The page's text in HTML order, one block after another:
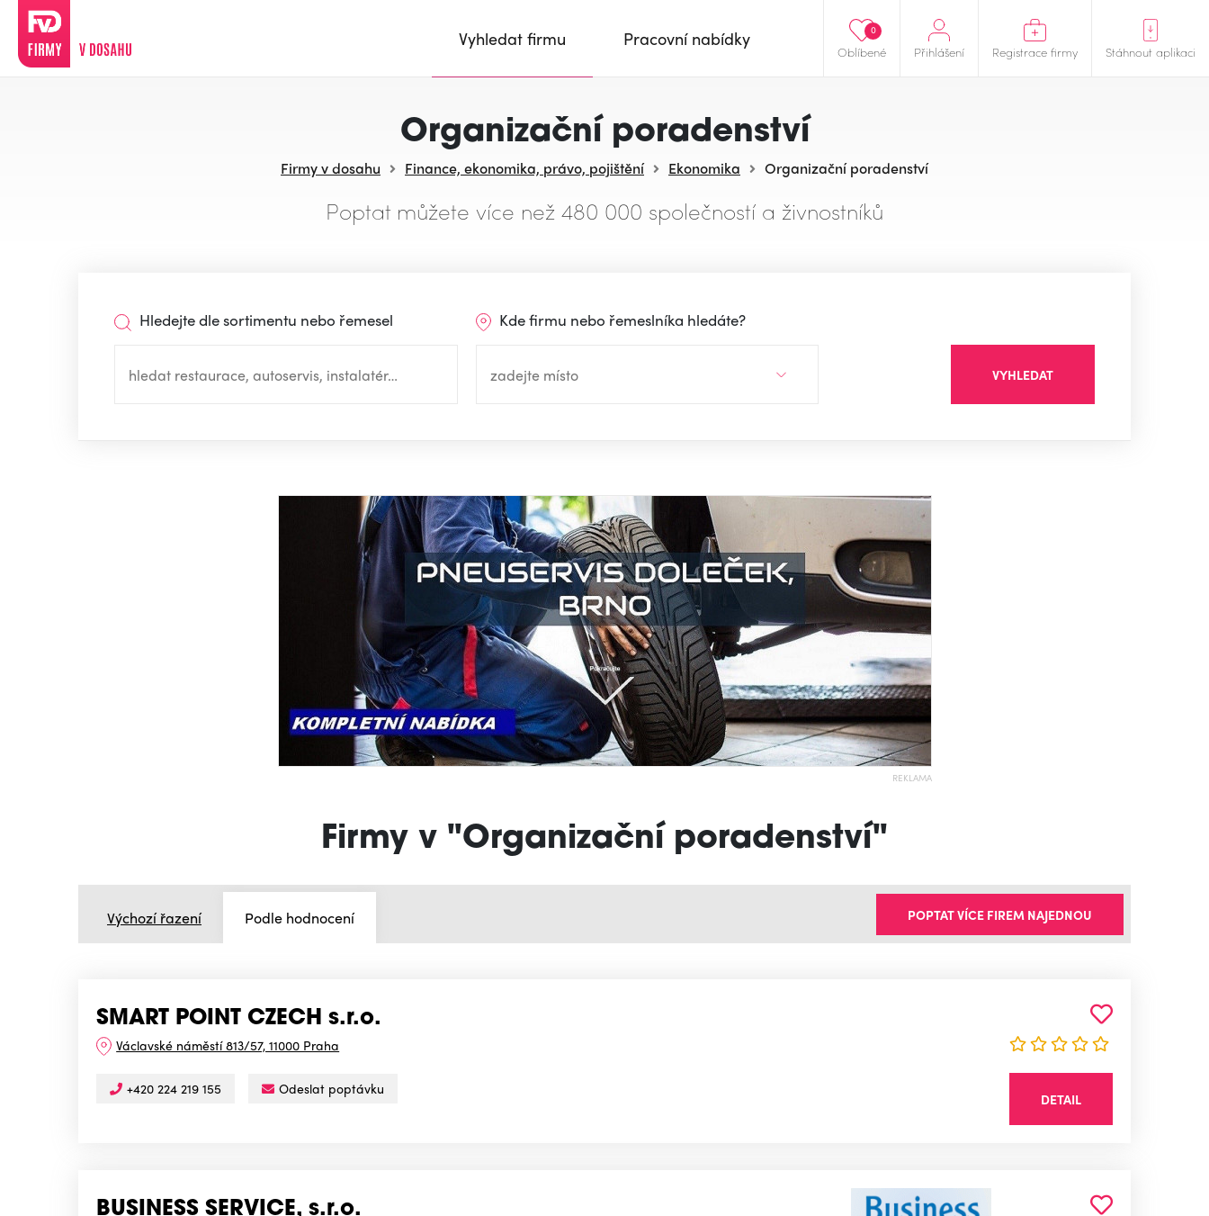
Oblíbené
0
Přihlášení Registrace firmy Stáhnout aplikaci
Vyhledat firmu Pracovní nabídky
Organizační poradenství
Firmy v dosahu Finance, ekonomika, právo, pojištění Ekonomika Organizační poradenství
Poptat můžete více než 480 000 společností a živnostníků
Hledejte dle sortimentu nebo řemesel Kde firmu nebo řemeslníka hledáte?
VYHLEDAT
REKLAMA
Firmy v "Organizační poradenství"
Výchozí řazení Podle hodnocení POPTAT VÍCE FIREM NAJEDNOU
SMART POINT CZECH s.r.o.
Václavské náměstí 813/57, 11000 Praha
+420 224 219 155 Odeslat poptávku
DETAIL
BUSINESS SERVICE, s.r.o.